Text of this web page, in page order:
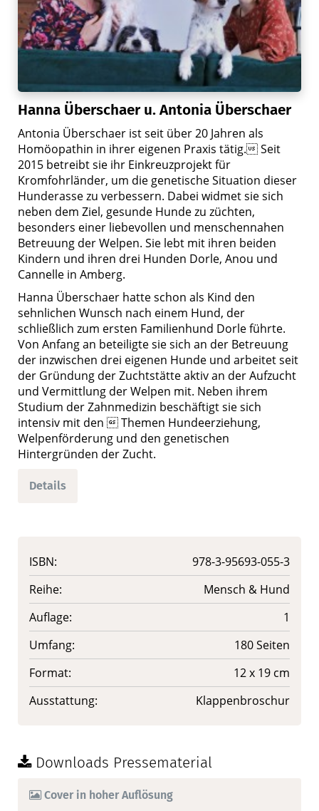
Hanna Überschaer u. Antonia Überschaer
Antonia Überschaer ist seit über 20 Jahren als
Homöopathin in ihrer eigenen Praxis tätig. Seit
2015 betreibt sie ihr Einkreuzprojekt für
Kromfohrländer, um die genetische Situation dieser
Hunderasse zu verbessern. Dabei widmet sie sich
neben dem Ziel, gesunde Hunde zu züchten,
besonders einer liebevollen und menschennahen
Betreuung der Welpen. Sie lebt mit ihren beiden
Kindern und ihren drei Hunden Dorle, Anou und
Cannelle in Amberg.
Hanna Überschaer hatte schon als Kind den
sehnlichen Wunsch nach einem Hund, der
schließlich zum ersten Familienhund Dorle führte.
Von Anfang an beteiligte sie sich an der Betreuung
der inzwischen drei eigenen Hunde und arbeitet seit
der Gründung der Zuchtstätte aktiv an der Aufzucht
und Vermittlung der Welpen mit. Neben ihrem
Studium der Zahnmedizin beschäftigt sie sich
intensiv mit den  Themen Hundeerziehung,
Welpenförderung und den genetischen
Hintergründen der Zucht.
Details
ISBN:
978-3-95693-055-3
Reihe:
Mensch & Hund
Auflage:
1
Umfang:
180 Seiten
Format:
12 x 19 cm
Ausstattung:
Klappenbroschur
Downloads Pressematerial
Cover in hoher Auflösung